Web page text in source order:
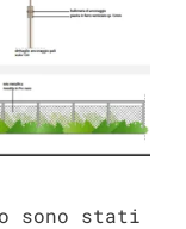
sono stati